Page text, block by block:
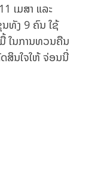
ເມສາ ແລະ
ທັງ 9 ຄົນ ໃຊ້
ໃນການທວນຄືນ
ສິນໃຈໃຫ້ ຈ່ອນນີ່